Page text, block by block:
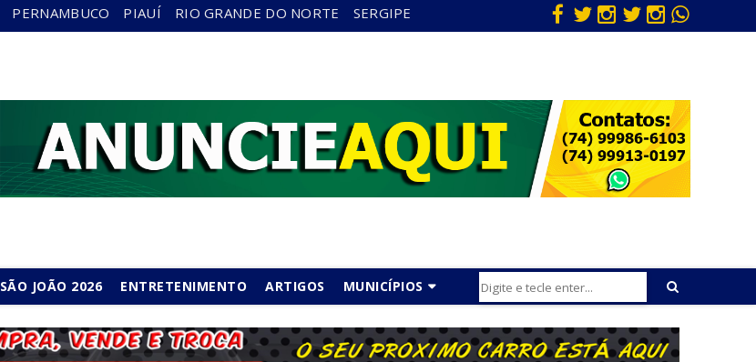
PERNAMBUCO PIAUÍ RIO GRANDE DO NORTE SERGIPE
SÃO JOÃO 2026 ENTRETENIMENTO ARTIGOS MUNICÍPIOS